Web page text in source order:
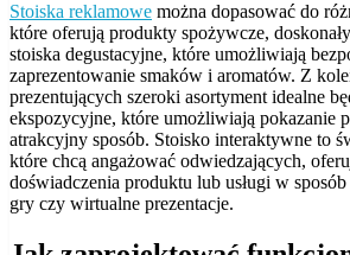
Stoiska reklamowe można dopasować do
które oferują produkty spożywcze,
stoiska degustacyjne, które umożliwiają
zaprezentowanie smaków i aromatów. Z
prezentujących szeroki asortyment idealne
ekspozycyjne, które umożliwiają pokazanie
atrakcyjny sposób. Stoisko interaktywne to
które chcą angażować odwiedzających,
doświadczenia produktu lub usługi w
gry czy wirtualne prezentacje.